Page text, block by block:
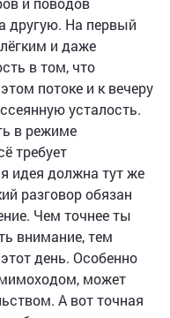
другую. На первый
и даже
в том, что
потоке и к вечеру
усталость.
в режиме
требует
идея должна тут же
разговор обязан
Чем точнее ты
внимание, тем
день. Особенно
может
А вот точная